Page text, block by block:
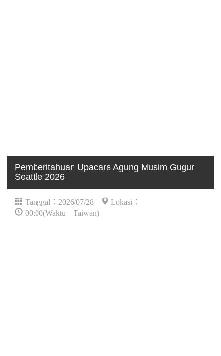
Pemberitahuan Upacara Agung Musim Gugur
Seattle 2026
Tanggal：2026/07/28
Lokasi：
00:00(Waktu Taiwan)